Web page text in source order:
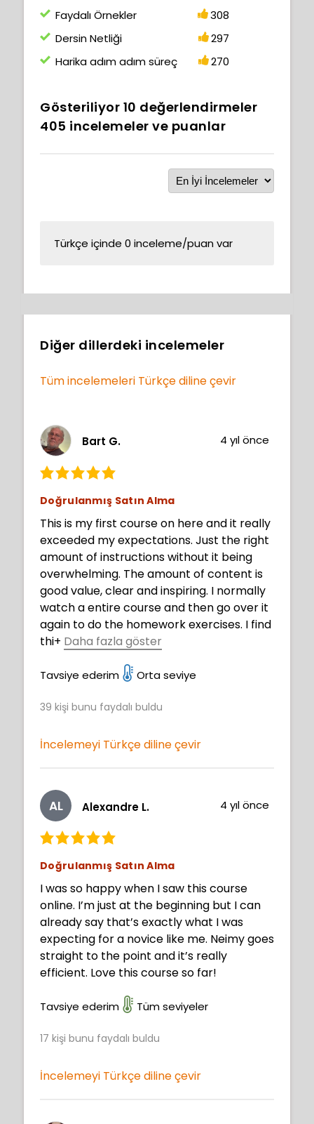
Faydalı Örnekler
308
Dersin Netliği
297
Harika adım adım süreç
270
Gösteriliyor 10 değerlendirmeler
405 incelemeler ve puanlar
Türkçe içinde 0 inceleme/puan var
Diğer dillerdeki incelemeler
Tüm incelemeleri Türkçe diline çevir
Bart G. 4 yıl önce
Doğrulanmış Satın Alma
This is my first course on here and it really
exceeded my expectations. Just the right
amount of instructions without it being
overwhelming. The amount of content is
good value, clear and inspiring. I normally
watch a entire course and then go over it
again to do the homework exercises. I find
thi+ Daha fazla göster
This course will be very beneficial getting
years old and believe you are never to old
Neimy well done.
Tavsiye ederim Orta seviye
39 kişi bunu faydalı buldu
İncelemeyi Türkçe diline çevir
AL Alexandre L. 4 yıl önce
Doğrulanmış Satın Alma
I was so happy when I saw this course
online. I’m just at the beginning but I can
already say that’s exactly what I was
expecting for a novice like me. Neimy goes
straight to the point and it’s really
efficient. Love this course so far!
Tavsiye ederim Tüm seviyeler
17 kişi bunu faydalı buldu
İncelemeyi Türkçe diline çevir